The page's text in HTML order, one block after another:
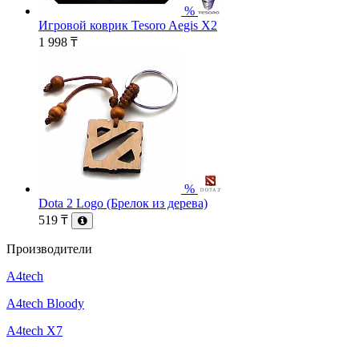
%
Игровой коврик Tesoro Aegis X2
1 998 ₸
%
Dota 2 Logo (Брелок из дерева)
519 ₸
Производители
A4tech
A4tech Bloody
A4tech X7